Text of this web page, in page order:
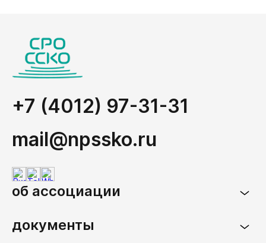
+7 (4012) 97-31-31
mail@npssko.ru
об ассоциации
документы